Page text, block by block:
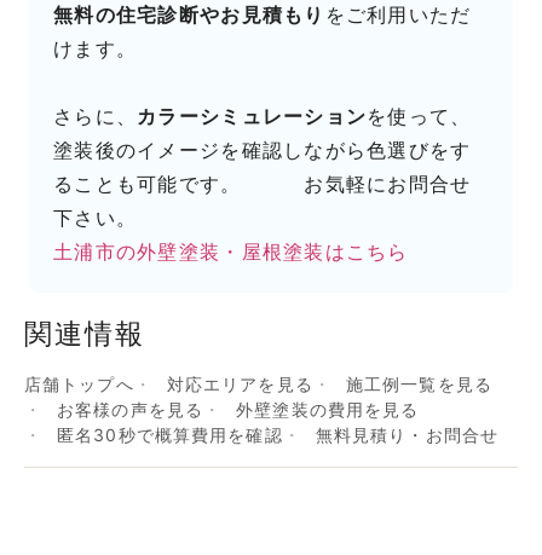
無料の住宅診断やお見積もり をご利用いただ
けます。
さらに、 カラーシミュレーションを使って、
塗装後のイメージを確認しながら色選びをす
ることも可能です。 お気軽にお問合せ
下さい。
土浦市の外壁塗装・屋根塗装はこちら
関連情報
店舗トップへ 対応エリアを見る
施工例一覧を見る
お客様の声を見る
外壁塗装の費用を見る
匿名30秒で概算費用を確認
無料見積り・お問合せ